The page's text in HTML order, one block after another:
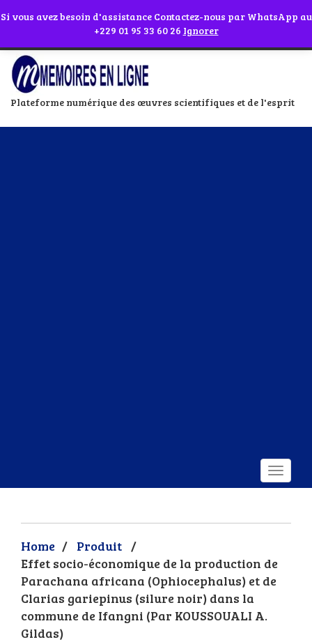
Abonnes toi à notre chaîne WhatsApp en cliquant sur l'icône en face
Plateforme numérique des œuvres scientifiques et de l'esprit
Home / Produit /
Effet socio-économique de la production de
Parachana africana (Ophiocephalus) et de
Clarias gariepinus (silure noir) dans la
commune de Ifangni (Par KOUSSOUALI A.
Gildas)
Si vous avez besoin d'assistance Contactez-nous par WhatsApp au
+229 01 95 33 60 26 Ignorer